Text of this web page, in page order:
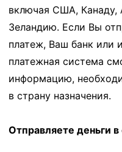
включая США,
Зеландию. Если Вы
платеж, Ваш банк или
платежная система
информацию,
в страну назначения.
Отправляете деньги